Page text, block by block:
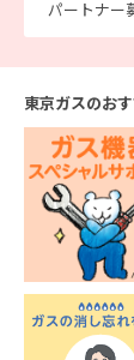
パートナー
東京ガスのお